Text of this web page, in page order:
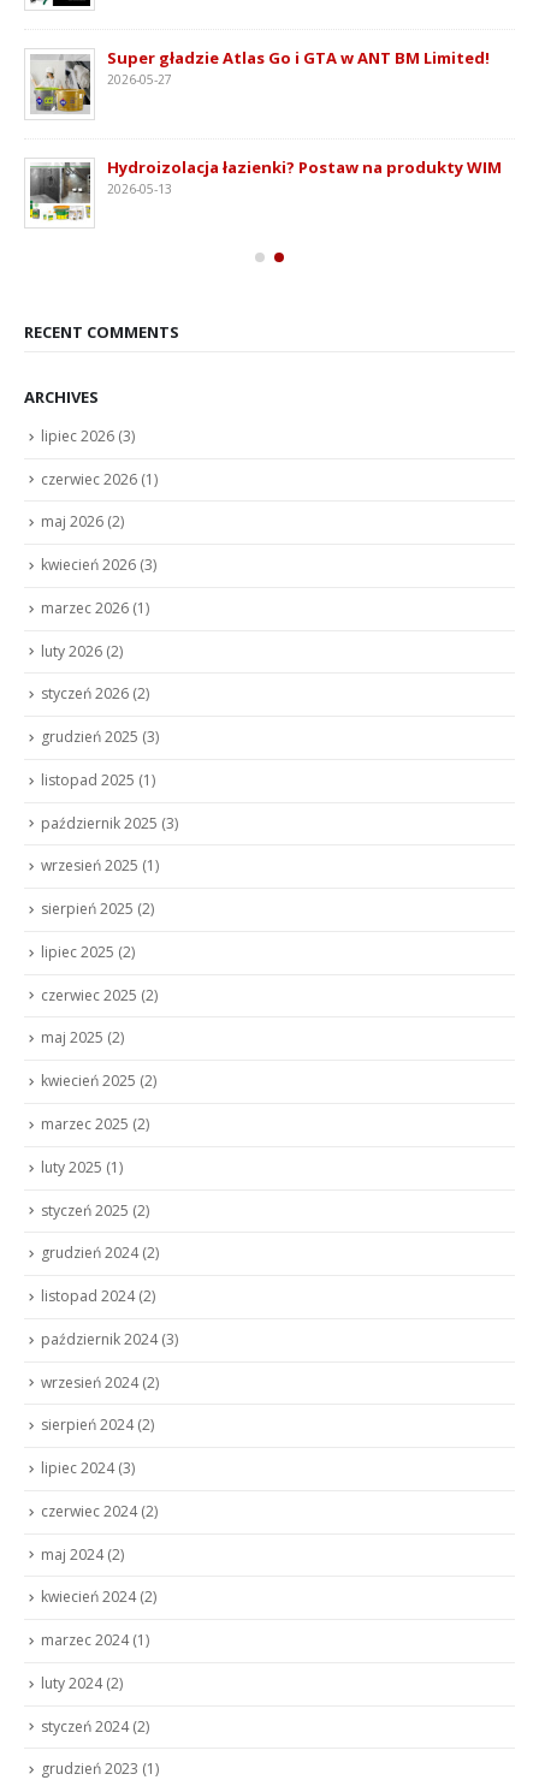
Super gładzie Atlas Go i GTA w ANT BM Limited!
2026-05-27
Hydroizolacja łazienki? Postaw na produkty WIM
2026-05-13
RECENT COMMENTS
ARCHIVES
lipiec 2026 (3)
czerwiec 2026 (1)
maj 2026 (2)
kwiecień 2026 (3)
marzec 2026 (1)
luty 2026 (2)
styczeń 2026 (2)
grudzień 2025 (3)
listopad 2025 (1)
październik 2025 (3)
wrzesień 2025 (1)
sierpień 2025 (2)
lipiec 2025 (2)
czerwiec 2025 (2)
maj 2025 (2)
kwiecień 2025 (2)
marzec 2025 (2)
luty 2025 (1)
styczeń 2025 (2)
grudzień 2024(2)
listopad 2024(2)
październik 2024(3)
wrzesień 2024(2)
sierpień 2024(2)
lipiec 2024(3)
czerwiec 2024(2)
maj 2024(2)
kwiecień 2024(2)
marzec 2024(1)
luty 2024(2)
styczeń 2024(2)
grudzień 2023 (1)